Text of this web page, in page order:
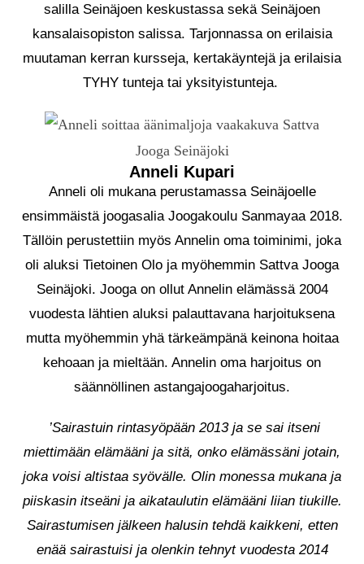
salilla Seinäjoen keskustassa sekä Seinäjoen
kansalaisopiston salissa. Tarjonnassa on erilaisia
muutaman kerran kursseja, kertakäyntejä ja erilaisia
TYHY tunteja tai yksityistunteja.
Anneli Kupari
Anneli oli mukana perustamassa Seinäjoelle
ensimmäistä joogasalia Joogakoulu Sanmayaa 2018.
Tällöin perustettiin myös Annelin oma toiminimi, joka
oli aluksi Tietoinen Olo ja myöhemmin Sattva Jooga
Seinäjoki. Jooga on ollut Annelin elämässä 2004
vuodesta lähtien aluksi palauttavana harjoituksena
mutta myöhemmin yhä tärkeämpänä keinona hoitaa
kehoaan ja mieltään. Annelin oma harjoitus on
säännöllinen astangajoogaharjoitus.
’Sairastuin rintasyöpään 2013 ja se sai itseni
miettimään elämääni ja sitä, onko elämässäni jotain,
joka voisi altistaa syövälle. Olin monessa mukana ja
piiskasin itseäni ja aikataulutin elämääni liian tiukille.
Sairastumisen jälkeen halusin tehdäkaikkeni, etten
enää sairastuisi ja olenkin tehnyt vuodesta 2014